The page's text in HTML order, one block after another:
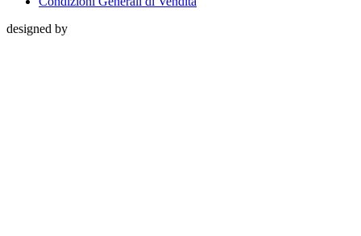
designed by